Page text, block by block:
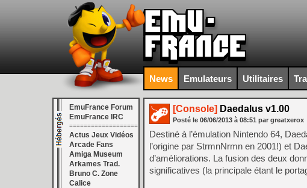
News Emulateurs Utilitaires
EmuFrance Forum
EmuFrance IRC
===================
Actus Jeux Vidéos
Arcade Fans
Amiga Museum
Arkames Trad.
Bruno C. Zone
Calice
[Console] Daedalus v1.00
Posté le 06/06/2013 à 08:51 par greatxerox
Destiné à l’émulation Nintendo 64,
l’origine par StrmnNrmn en 2001!) et
d’améliorations. La fusion des deux
significatives (la principale étant le